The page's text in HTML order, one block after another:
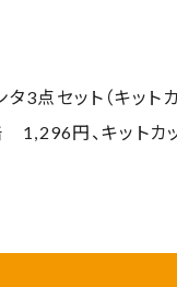
タ3点セット（キッ
1,296円、キット